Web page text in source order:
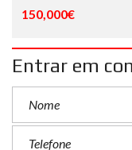
150,000€
Entrar em